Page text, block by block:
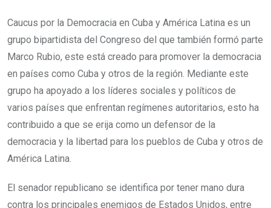
Caucus por la Democracia en Cuba y América Latina es un
grupo bipartidista del Congreso del que también formó parte
Marco Rubio, este está creado para promover la democracia
en países como Cuba y otros de la región. Mediante este
grupo ha apoyado a los líderes sociales y políticos de
varios países que enfrentan regímenes autoritarios, esto ha
contribuido a que se erija como un defensor de la
democracia y la libertad para los pueblos de Cuba y otros de
América Latina.
El senador republicano se identifica por tener mano dura
contra los principales enemigos de Estados Unidos, entre